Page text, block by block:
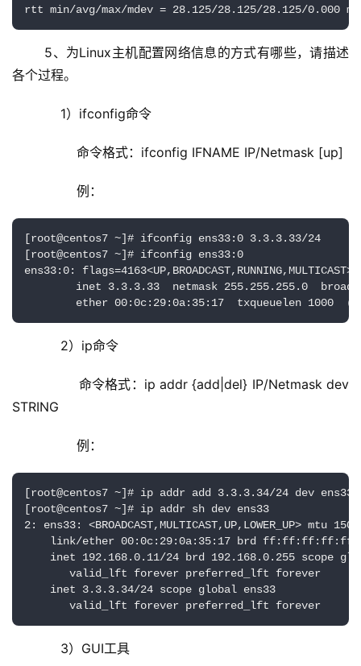
rtt min/avg/max/mdev = 28.125/28.125/28.125/0.000 ms
各个过程。
	    1）ifconfig命令
	        命令格式：ifconfig IFNAME IP/Netmask [up]
	        例：
[root@centos7 ~]# ifconfig ens33:0 3.3.3.33/24
[root@centos7 ~]# ifconfig ens33:0
ens33:0:
inet 3.3.3.33  netmask 255.255.255.0
ether 00:0c:29:0a:35:17  txqueuelen 1000
	    2）ip命令
STRING
	        例：
[root@centos7 ~]# ip addr add 3.3.3.34/24 dev ens33
[root@centos7 ~]# ip addr sh dev ens33
2: ens33: <BROADCAST,MULTICAST,UP,LOWER_UP>
link/ether 00:0c:29:0a:35:17 brd
inet 192.168.0.11/24 brd 192.168.0.255 scope
       valid_lft forever preferred_lft forever
    inet 3.3.3.34/24 scope global ens33
       valid_lft forever preferred_lft forever
	    3）GUI工具